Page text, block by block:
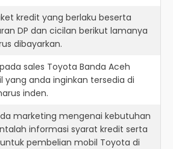
kredit yang berlaku beserta
DP dan cicilan berikut lamanya
dibayarkan.
sales Toyota Banda Aceh
yang anda inginkan tersedia di
inden.
marketing mengenai kebutuhan
informasi syarat kredit serta
pembelian mobil Toyota di